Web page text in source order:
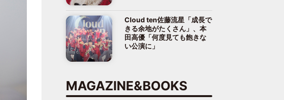
Cloud ten佐藤流星「成長で
きる余地がたくさん」、本
田高優「何度見ても飽きな
い公演に」
MAGAZINE&BOOKS